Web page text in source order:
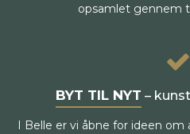
opsamlet gennem
BYT TIL NYT –
I Belle er vi åbne for ideen